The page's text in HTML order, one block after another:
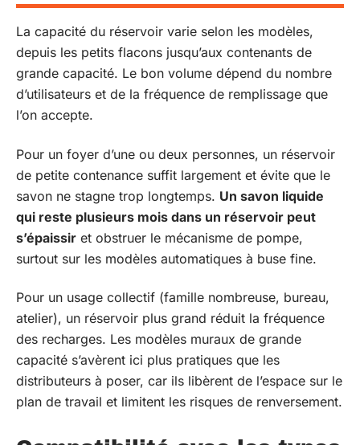
La capacité du réservoir varie selon les modèles,
depuis les petits flacons jusqu’aux contenants de
grande capacité. Le bon volume dépend du nombre
d’utilisateurs et de la fréquence de remplissage que
l’on accepte.
Pour un foyer d’une ou deux personnes, un réservoir
de petite contenance suffit largement et évite que le
savon ne stagne trop longtemps. Un savon liquide
qui reste plusieurs mois dans un réservoir peut
s’épaissir et obstruer le mécanisme de pompe,
surtout sur les modèles automatiques à buse fine.
Pour un usage collectif (famille nombreuse, bureau,
atelier), un réservoir plus grand réduit la fréquence
des recharges. Les modèles muraux de grande
capacité s’avèrent ici plus pratiques que les
distributeurs à poser, car ils libèrent de l’espace sur le
plan de travail et limitent les risques de renversement.